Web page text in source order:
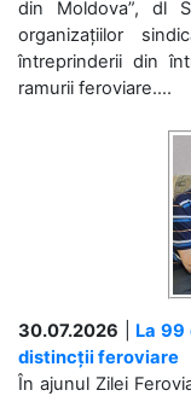
din Moldova”, dl
organizațiilor
întreprinderii din
ramurii feroviare....
30.07.2026
La 99
distincții feroviare
În ajunul Zilei